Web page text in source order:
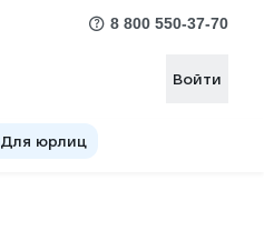
8 800 550-37-70
Войти
Для юрлиц